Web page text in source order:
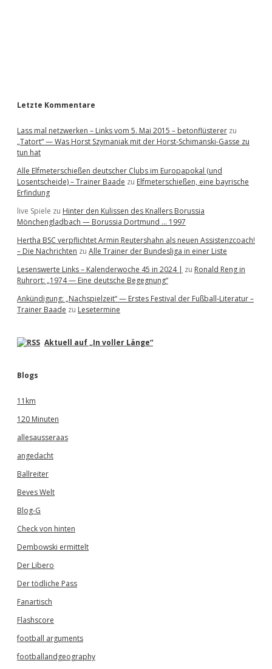
Letzte Kommentare
Lass mal netzwerken – Links vom 5. Mai 2015 – betonflüsterer zu
„Tatort“ — Was Horst Szymaniak mit der Horst-Schimanski-Gasse zu
tun hat
Alle Elfmeterschießen deutscher Clubs im Europapokal (und
Losentscheide) – Trainer Baade zu Elfmeterschießen, eine bayrische
Erfindung
live Spiele zu Hinter den Kulissen des Knallers Borussia
Mönchengladbach — Borussia Dortmund … 1997
Hertha BSC verpflichtet Armin Reutershahn als neuen Assistenzcoach!
– Die Nachrichten zu Alle Trainer der Bundesliga in einer Liste
Lesenswerte Links – Kalenderwoche 45 in 2024 | zu Ronald Reng in
Ruhrort: „1974 — Eine deutsche Begegnung“
Ankündigung: „Nachspielzeit“ — Erstes Festival der Fußball-Literatur –
Trainer Baade zu Lesetermine
Aktuell auf „In voller Länge“
Blogs
11km
120 Minuten
allesausseraas
angedacht
Ballreiter
Beves Welt
Blog-G
Check von hinten
Dembowski ermittelt
Der Libero
Der tödliche Pass
Fanartisch
Flashscore
football arguments
footballandgeography